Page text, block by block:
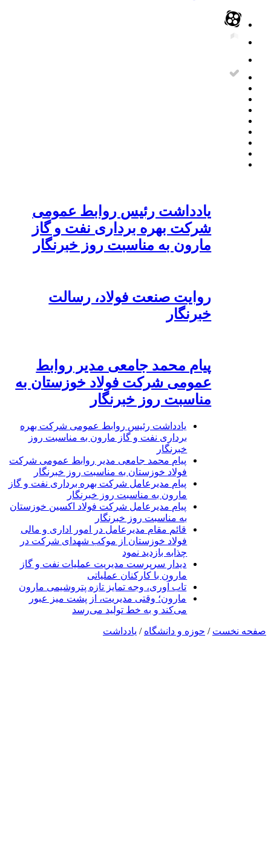
یادداشت رئیس روابط عمومی
شرکت بهره برداری نفت و گاز
مارون به مناسبت روز خبرنگار
روایت صنعت فولاد،‌ رسالت
خبرنگار
پیام محمد جامعی مدیر روابط
عمومی شرکت فولاد خوزستان به
مناسبت روز خبرنگار
یادداشت رئیس روابط عمومی شرکت بهره
برداری نفت و گاز مارون به مناسبت روز
خبرنگار
پیام محمد جامعی مدیر روابط عمومی شرکت
فولاد خوزستان به مناسبت روز خبرنگار
پیام مدیرعامل شرکت بهره برداری نفت و گاز
مارون به مناسبت روز خبرنگار
پیام مدیرعامل شرکت فولاد اکسین خوزستان
به مناسبت روز خبرنگار
قائم مقام مدیرعامل در امور اداری و مالی
فولاد خوزستان از موکب شهدای شرکت در
چذابه بازدید نمود
دیدار سرپرست مدیریت عملیات نفت و گاز
مارون با کارکنان عملیاتی
تاب آوری، وجه تمایز تازه پتروشیمی مارون
مارون؛ وقتی مدیریت، از پشت میز عبور
می‌کند و به خط تولید می‌رسد
صفحه نخست / حوزه و دانشگاه / یادداشت